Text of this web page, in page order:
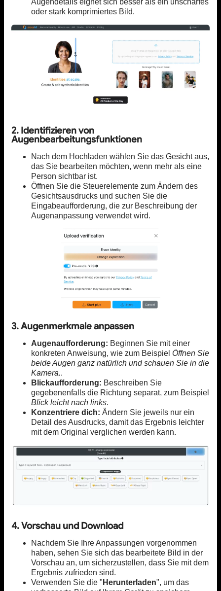
oder stark komprimiertes Bild.
2. Identifizieren von
Augenbearbeitungsfunktionen
Nach dem Hochladen wählen Sie das Gesicht aus,
das Sie bearbeiten möchten, wenn mehr als eine
Person sichtbar ist.
Öffnen Sie die Steuerelemente zum Ändern des
Gesichtsausdrucks und suchen Sie die
Eingabeaufforderung, die zur Beschreibung der
Augenanpassung verwendet wird.
3. Augenmerkmale anpassen
Augenaufforderung: Beginnen Sie mit einer
konkreten Anweisung, wie zum Beispiel Öffnen Sie
beide Augen ganz natürlich und schauen Sie in die
Kamera..
Blickaufforderung: Beschreiben Sie
gegebenenfalls die Richtung separat, zum Beispiel
Blick leicht nach links.
Konzentriere dich: Ändern Sie jeweils nur ein
Detail des Ausdrucks, damit das Ergebnis leichter
mit dem Original verglichen werden kann.
4. Vorschau und Download
Nachdem Sie Ihre Anpassungen vorgenommen
haben, sehen Sie sich das bearbeitete Bild in der
Vorschau an, um sicherzustellen, dass Sie mit dem
Ergebnis zufrieden sind.
Verwenden Sie die " Herunterladen", um das